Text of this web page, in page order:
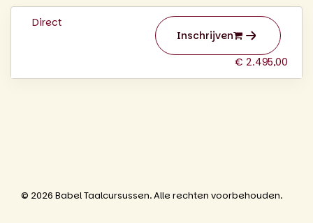
Direct
Inschrijven
€ 2.495,00
© 2026 Babel Taalcursussen. Alle rechten voorbehouden.